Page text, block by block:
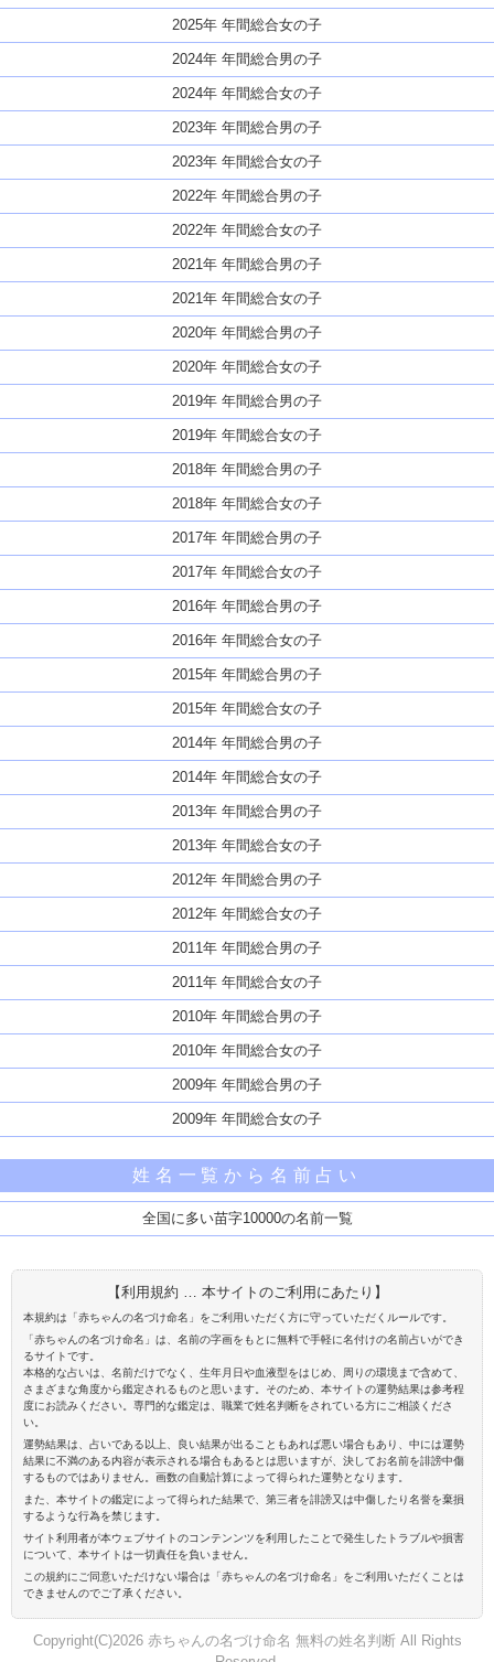
2025年 年間総合女の子
2024年 年間総合男の子
2024年 年間総合女の子
2023年 年間総合男の子
2023年 年間総合女の子
2022年 年間総合男の子
2022年 年間総合女の子
2021年 年間総合男の子
2021年 年間総合女の子
2020年 年間総合男の子
2020年 年間総合女の子
2019年 年間総合男の子
2019年 年間総合女の子
2018年 年間総合男の子
2018年 年間総合女の子
2017年 年間総合男の子
2017年 年間総合女の子
2016年 年間総合男の子
2016年 年間総合女の子
2015年 年間総合男の子
2015年 年間総合女の子
2014年 年間総合男の子
2014年 年間総合女の子
2013年 年間総合男の子
2013年 年間総合女の子
2012年 年間総合男の子
2012年 年間総合女の子
2011年 年間総合男の子
2011年 年間総合女の子
2010年 年間総合男の子
2010年 年間総合女の子
2009年 年間総合男の子
2009年 年間総合女の子
姓名一覧から名前占い
全国に多い苗字10000の名前一覧
【利用規約 … 本サイトのご利用にあたり】
本規約は「赤ちゃんの名づけ命名」をご利用いただく方に守っていただくルールです。
「赤ちゃんの名づけ命名」は、名前の字画をもとに無料で手軽に名付けの名前占いができ
るサイトです。
本格的な占いは、名前だけでなく、生年月日や血液型をはじめ、周りの環境まで含めて、
さまざまな角度から鑑定されるものと思います。そのため、本サイトの運勢結果は参考程
度にお読みください。専門的な鑑定は、職業で姓名判断をされている方にご相談くださ
い。
運勢結果は、占いである以上、良い結果が出ることもあれば悪い場合もあり、中には運勢
結果に不満のある内容が表示される場合もあるとは思いますが、決してお名前を誹謗中傷
するものではありません。画数の自動計算によって得られた運勢となります。
また、本サイトの鑑定によって得られた結果で、第三者を誹謗又は中傷したり名誉を棄損
するような行為を禁じます。
サイト利用者が本ウェブサイトのコンテンンツを利用したことで発生したトラブルや損害
について、本サイトは一切責任を負いません。
この規約にご同意いただけない場合は「赤ちゃんの名づけ命名」をご利用いただくことは
できませんのでご了承ください。
Copyright(C)2026 赤ちゃんの名づけ命名 無料の姓名判断 All Rights